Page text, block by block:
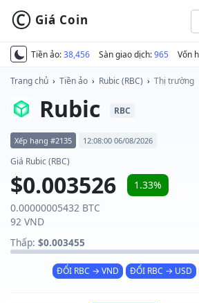
Tiền ảo:38,456 Sàn giao dịch:965 Vốn
© Giá Coin
Trang chủ › Tiền ảo › Rubic (RBC) › Thị trường
Rubic RBC
Xếp hạng #2135 12:08:00 06/08/2026
Giá Rubic (RBC)
$0.003526
1.33%
0.00000005432 BTC
92 VND
Thấp: $0.003455
ĐỔI RBC → VND ĐỔI RBC → USD